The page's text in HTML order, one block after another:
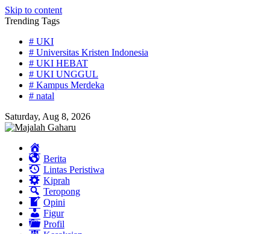
Skip to content
Trending Tags
# UKI
# Universitas Kristen Indonesia
# UKI HEBAT
# UKI UNGGUL
# Kampus Merdeka
# natal
Saturday, Aug 8, 2026
Berita
Lintas Peristiwa
Kiprah
Teropong
Opini
Figur
Profil